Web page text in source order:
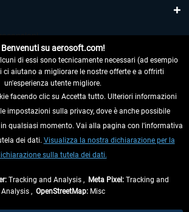
CONTRATTO
Benvenuti su aerosoft.com!
di essi sono tecnicamente necessari (ad esempio
ci aiutano a migliorare le nostre offerte e a offrirti
un'esperienza utente migliore.
facendo clic su Accetta tutto. Ulteriori informazioni
impostazioni sulla privacy, dove è anche possibile
qualsiasi momento. Vai alla pagina con l'informativa
dei dati. Visualizza la nostra dichiarazione per la
sulla tutela dei dati.
Tracking and Analysis , Meta Pixel: Tracking and
Analysis , OpenStreetMap:Misc